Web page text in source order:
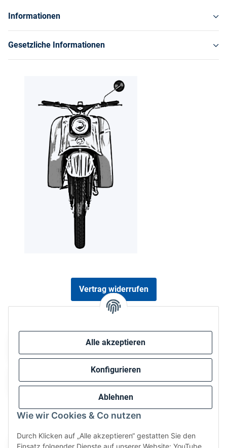
Alle akzeptieren
Konfigurieren
Ablehnen
Wie wir Cookies & Co nutzen
Durch Klicken auf „Alle akzeptieren“ gestatten Sie den
Einsatz folgender Dienste auf unserer Website: YouTube,
Informationen
Gesetzliche Informationen
Vertrag widerrufen
Wir versenden via: